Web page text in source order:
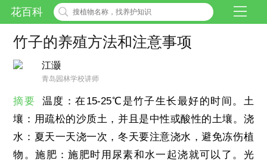
花百科
竹子的养殖方法和注意事项
江灏
青岛园林学校讲师
摘要
温度：在15-25℃是竹子生长最好的时间。土
壤：用疏松的沙质土，并且是中性或酸性的土壤。浇
水：夏天一天浇一次，冬天要注意浇水，避免冻伤植
物。施肥：施肥时用尿素和水一起浇就可以了。光